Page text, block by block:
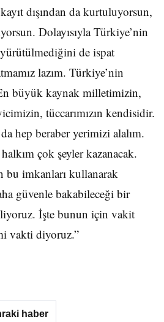
dışından da kurtuluyorsun,
Dolayısıyla Türkiye’nin
yürütülmediğini de ispat
lazım. Türkiye’nin
büyük kaynak milletimizin,
tüccarımızın kendisidir.
hep beraber yerimizi alalım.
çok şeyler kazanacak.
bu imkanları kullanarak
güvenle bakabileceği bir
İşte bunun için vakit
vakti diyoruz.”
haber